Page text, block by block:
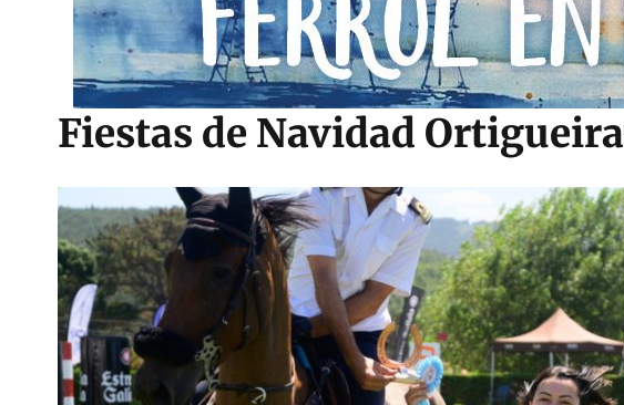
Fiestas de Navidad Ortigueira